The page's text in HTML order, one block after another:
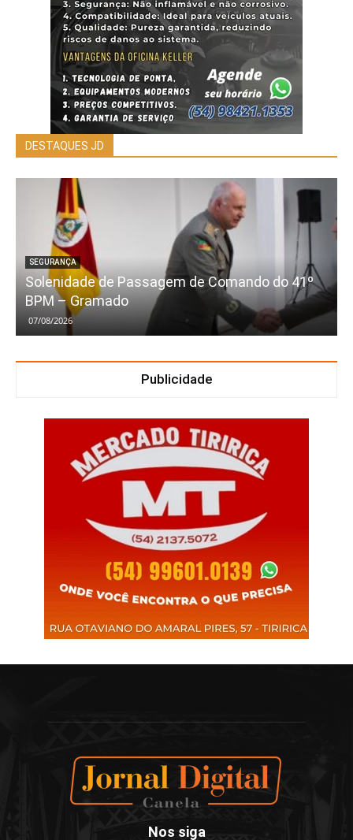
DESTAQUES JD
SEGURANÇA
Solenidade de Passagem de Comando do 41º
BPM – Gramado
07/08/2026
Publicidade
Nos siga